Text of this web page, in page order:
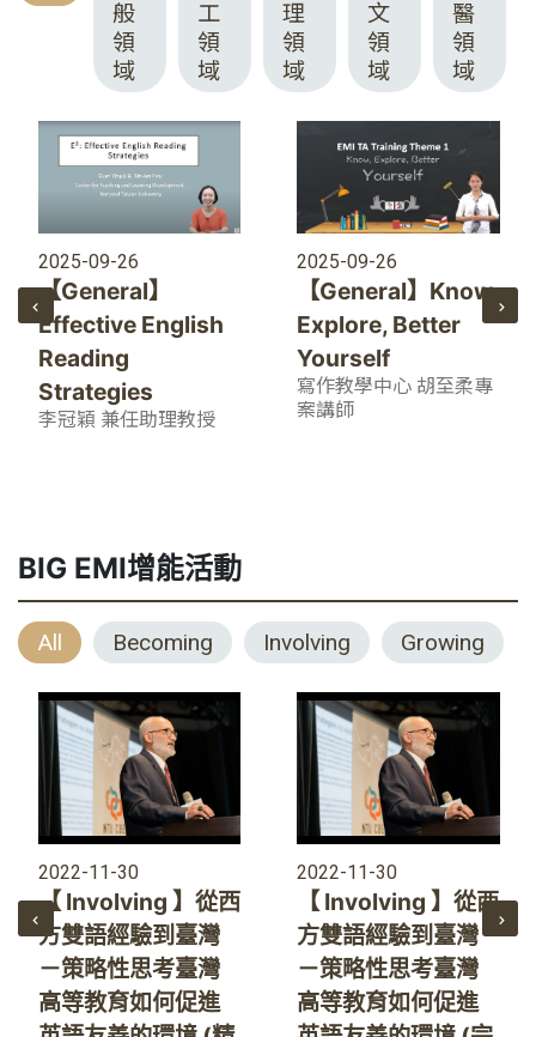
般
領
域
工
領
域
理
領
域
文
領
域
醫
領
域
2025-09-26
【General】
Effective English
Reading
Strategies
李冠穎 兼任助理教授
2025-09-26
【General】Know,
Explore, Better
Yourself
寫作教學中心 胡至柔專
案講師
BIG EMI增能活動
All Becoming Involving Growing
2022-11-30
【 Involving 】從西
方雙語經驗到臺灣
－策略性思考臺灣
高等教育如何促進
2022-11-30
【 Involving 】從西
方雙語經驗到臺灣
－策略性思考臺灣
高等教育如何促進